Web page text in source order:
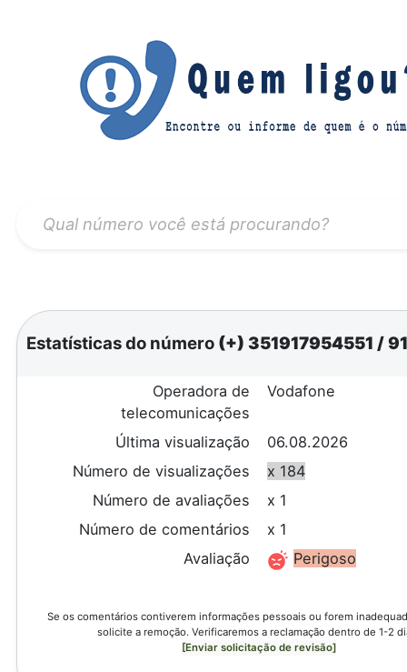
Estatísticas do número (+) 351917954551 /
Operadora de
telecomunicações
Vodafone
Última visualização
06.08.2026
Número de visualizações
x 184
Número de avaliações
x 1
Número de comentários
x 1
Avaliação
Perigoso
Se os comentários contiverem informações pessoais ou forem
solicite a remoção. Verificaremos a reclamação dentro de 1-2
[Enviar solicitação de revisão]